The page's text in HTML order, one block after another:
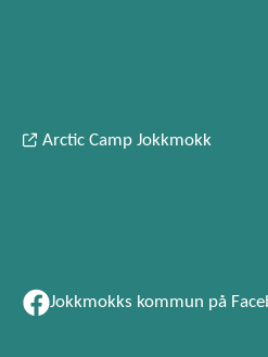
Arctic Camp Jokkmokk
Jokkmokks kommun på